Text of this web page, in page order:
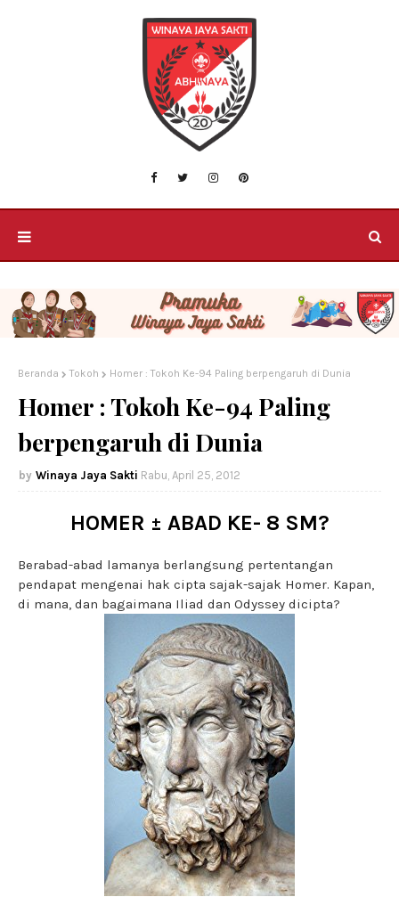
Beranda Tokoh Homer : Tokoh Ke-94 Paling berpengaruh di Dunia
Homer : Tokoh Ke-94 Paling
berpengaruh di Dunia
Winaya Jaya Sakti Rabu, April 25, 2012
HOMER ± ABAD KE- 8 SM?
Berabad-abad lamanya berlangsung pertentangan
pendapat mengenai hak cipta sajak-sajak Homer. Kapan,
di mana, dan bagaimana Iliad dan Odyssey dicipta?